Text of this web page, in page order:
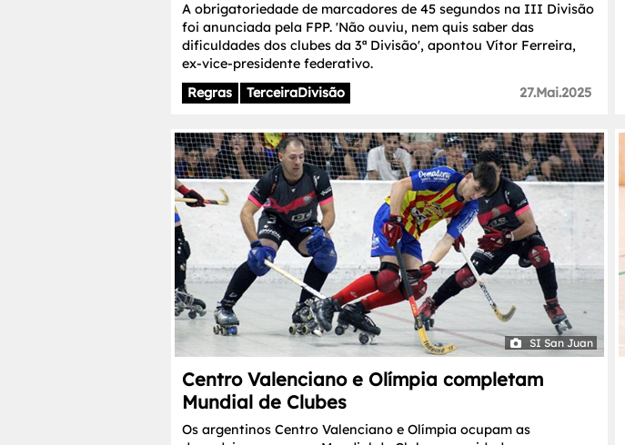
A obrigatoriedade de marcadores de 45 segundos na III Divisão
foi anunciada pela FPP. 'Não ouviu, nem quis saber das
dificuldades dos clubes da 3ª Divisão', apontou Vítor Ferreira,
ex-vice-presidente federativo.
Regras
TerceiraDivisão 27.Mai.2025
SI San Juan
Centro Valenciano e Olímpia completam
Mundial de Clubes
Os argentinos Centro Valenciano e Olímpia ocupam as